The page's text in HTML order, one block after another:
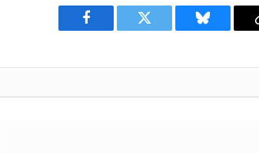
Facebook Twitter Bluesky